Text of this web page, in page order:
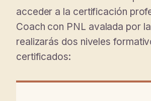
acceder a la certificación
Coach con PNL avalada por
realizarás dos niveles
certificados: